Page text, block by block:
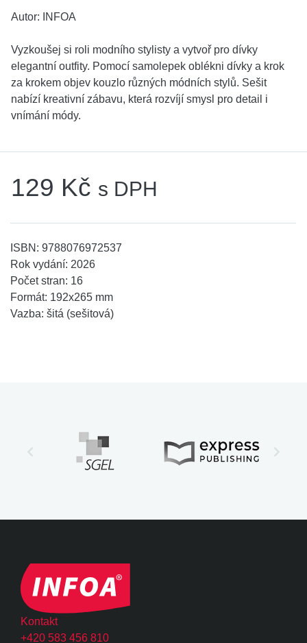
Autor: INFOA
Vyzkoušej si roli modního stylisty a vytvoř pro dívky
elegantní outfity. Pomocí samolepek oblékni dívky a krok
za krokem objev kouzlo různých módních stylů. Sešit
nabízí kreativní zábavu, která rozvíjí smysl pro detail i
vnímání módy.
129 Kč s DPH
ISBN: 9788076972537
Rok vydání: 2026
Počet stran: 16
Formát: 192x265 mm
Vazba: šitá (sešitová)
Kontakt
+420 583 456 810